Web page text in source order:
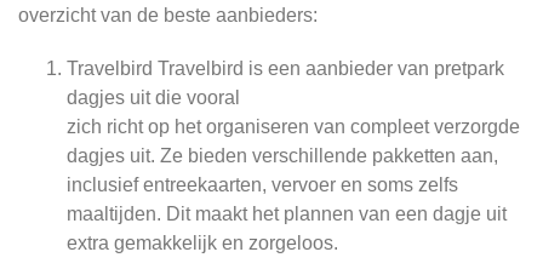
overzicht van de beste aanbieders:
Travelbird Travelbird is een aanbieder van pretpark
dagjes uit die vooral
zich richt op het organiseren van compleet verzorgde
dagjes uit. Ze bieden verschillende pakketten aan,
inclusief entreekaarten, vervoer en soms zelfs
maaltijden. Dit maakt het plannen van een dagje uit
extra gemakkelijk en zorgeloos.